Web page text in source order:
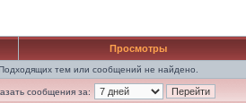
Просмотры
тем или сообщений не найдено.
сообщения за: